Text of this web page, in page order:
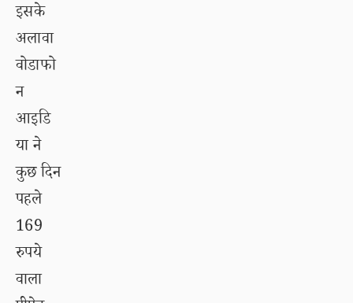
इसके
अलावा
वोडाफो
न
आइडि
या ने
कुछ दिन
पहले
169
रुपये
वाला